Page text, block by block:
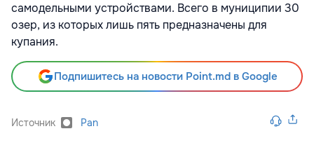
самодельными устройствами. Всего в муниципии 30
озер, из которых лишь пять предназначены для
купания.
Подпишитесь на новости Point.md в Google
Источник Pan